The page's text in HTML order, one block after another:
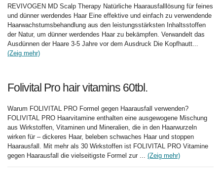
REVIVOGEN MD Scalp Therapy Natürliche Haarausfalllösung für feines
und dünner werdendes Haar Eine effektive und einfach zu verwendende
Haarwachstumsbehandlung aus den leistungsstärksten Inhaltsstoffen
der Natur, um dünner werdendes Haar zu bekämpfen. Verwandelt das
Ausdünnen der Haare 3-5 Jahre vor dem Ausdruck Die Kopfhautt...
(Zeig mehr)
Folivital Pro hair vitamins 60tbl.
Warum FOLIVITAL PRO Formel gegen Haarausfall verwenden?
FOLIVITAL PRO Haarvitamine enthalten eine ausgewogene Mischung
aus Wirkstoffen, Vitaminen und Mineralien, die in den Haarwurzeln
wirken für – dickeres Haar, beleben schwaches Haar und stoppen
Haarausfall. Mit mehr als 30 Wirkstoffen ist FOLIVITAL PRO Vitamine
gegen Haarausfall die vielseitigste Formel zur ... (Zeig mehr)